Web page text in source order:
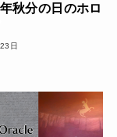
秋分の日のホロ
日